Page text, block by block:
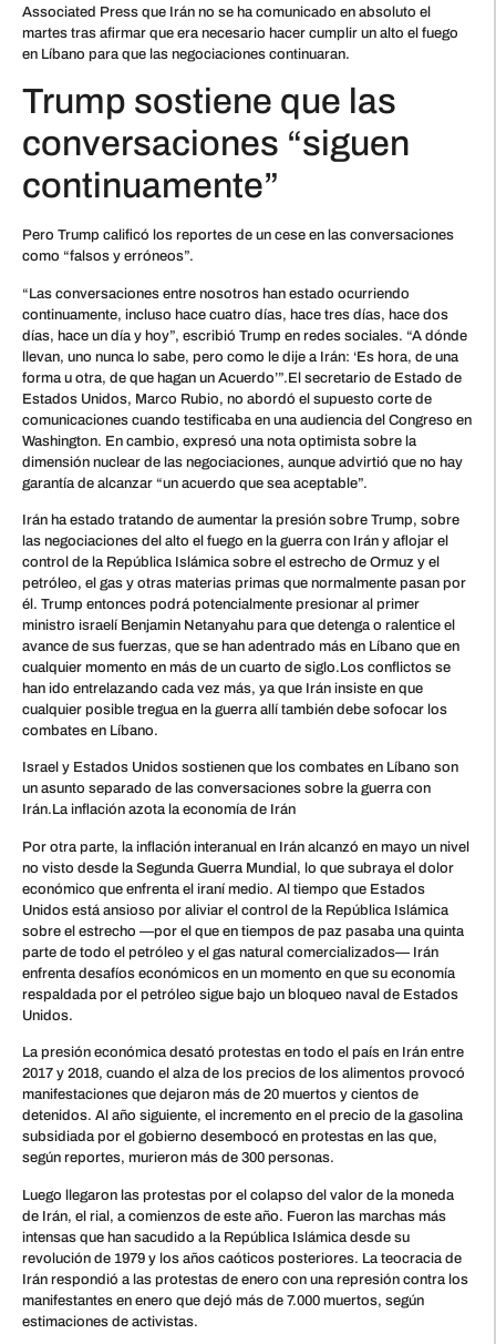
Associated Press que Irán no se ha comunicado en absoluto el
martes tras afirmar que era necesario hacer cumplir un alto el fuego
en Líbano para que las negociaciones continuaran.
Trump sostiene que las
conversaciones “siguen
continuamente”
Pero Trump calificó los reportes de un cese en las conversaciones
como “falsos y erróneos”.
“Las conversaciones entre nosotros han estado ocurriendo
continuamente, incluso hace cuatro días, hace tres días, hace dos
días, hace un día y hoy”, escribió Trump en redes sociales. “A dónde
llevan, uno nunca lo sabe, pero como le dije a Irán: ‘Es hora, de una
forma u otra, de que hagan un Acuerdo’”.El secretario de Estado de
Estados Unidos, Marco Rubio, no abordó el supuesto corte de
comunicaciones cuando testificaba en una audiencia del Congreso en
Washington. En cambio, expresó una nota optimista sobre la
dimensión nuclear de las negociaciones, aunque advirtió que no hay
garantía de alcanzar “un acuerdo que sea aceptable”.
Irán ha estado tratando de aumentar la presión sobre Trump, sobre
las negociaciones del alto el fuego en la guerra con Irán y aflojar el
control de la República Islámica sobre el estrecho de Ormuz y el
petróleo, el gas y otras materias primas que normalmente pasan por
él. Trump entonces podrá potencialmente presionar al primer
ministro israelí Benjamin Netanyahu para que detenga o ralentice el
avance de sus fuerzas, que se han adentrado más en Líbano que en
cualquier momento en más de un cuarto de siglo.Los conflictos se
han ido entrelazando cada vez más, ya que Irán insiste en que
cualquier posible tregua en la guerra allí también debe sofocar los
combates en Líbano.
Israel y Estados Unidos sostienen que los combates en Líbano son
un asunto separado de las conversaciones sobre la guerra con
Irán.La inflación azota la economía de Irán
Por otra parte, la inflación interanual en Irán alcanzó en mayo un nivel
no visto desde la Segunda Guerra Mundial, lo que subraya el dolor
económico que enfrenta el iraní medio. Al tiempo que Estados
Unidos está ansioso por aliviar el control de la República Islámica
sobre el estrecho —por el que en tiempos de paz pasaba una quinta
parte de todo el petróleo y el gas natural comercializados— Irán
enfrenta desafíos económicos en un momento en que su economía
respaldada por el petróleo sigue bajo un bloqueo naval de Estados
Unidos.
La presión económica desató protestas en todo el país en Irán entre
2017 y 2018, cuando el alza de los precios de los alimentos provocó
manifestaciones que dejaron más de 20 muertos y cientos de
detenidos. Al año siguiente, el incremento en el precio de la gasolina
subsidiada por el gobierno desembocó en protestas en las que,
según reportes, murieron más de 300 personas.
Luego llegaron las protestas por el colapso del valor de la moneda
de Irán, el rial, a comienzos de este año. Fueron las marchas más
intensas que han sacudido a la República Islámica desde su
revolución de 1979 y los años caóticos posteriores. La teocracia de
Irán respondió a las protestas de enero con una represión contra los
manifestantes en enero que dejó más de 7.000 muertos, según
estimaciones de activistas.